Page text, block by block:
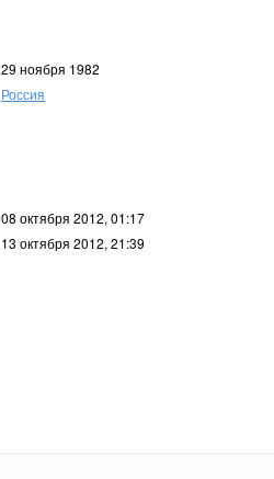
29 ноября 1982
Россия
08 октября 2012, 01:17
13 октября 2012, 21:39